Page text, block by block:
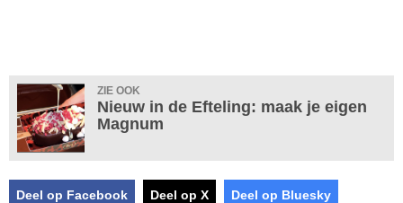
ZIE OOK
Nieuw in de Efteling: maak je eigen
Magnum
Deel op Facebook Deel op X Deel op Bluesky